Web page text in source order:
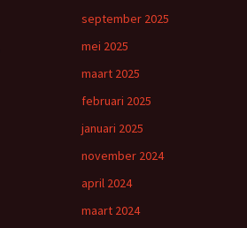
september 2025
mei 2025
maart 2025
februari 2025
januari 2025
november 2024
april 2024
maart 2024